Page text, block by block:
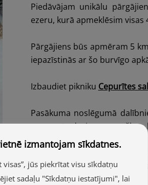
Piedāvājam unikālu
ezeru, kurā apmeklēsim visas
Pārgājiens būs apmēram 5
iepazīstinās ar šo burvīgo
Izbaudiet pikniku Cepurītes
Pasākuma noslēgumā
paņemtās desiņas un
ATCERIES:
Nepieciešams
radītu neaizmirstamus
izmantojam sīkdatnes.
visas”, jūs piekrītat visu sīkdatņu
sadaļu "Sīkdatņu iestatījumi", lai